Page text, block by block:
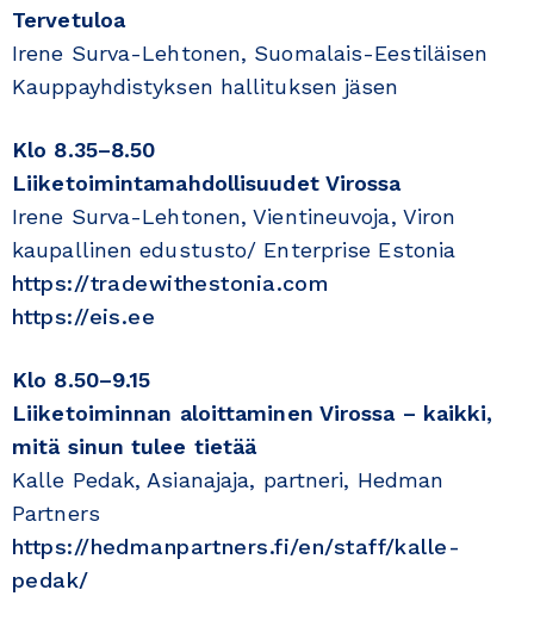
Tervetuloa
Irene Surva-Lehtonen, Suomalais-Eestiläisen
Kauppayhdistyksen hallituksen jäsen
Klo 8.35–8.50
Liiketoimintamahdollisuudet Virossa
Irene Surva-Lehtonen, Vientineuvoja, Viron
kaupallinen edustusto/ Enterprise Estonia
https://tradewithestonia.com
https://eis.ee
Klo 8.50–9.15
Liiketoiminnan aloittaminen Virossa – kaikki,
mitä sinun tulee tietää
Kalle Pedak, Asianajaja, partneri, Hedman
Partners
https://hedmanpartners.fi/en/staff/kalle-
pedak/